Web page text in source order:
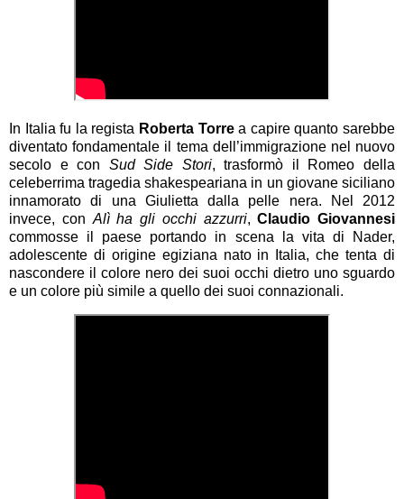
In Italia fu la regista Roberta Torrea capire quanto sarebbe
diventato fondamentale il tema dell’immigrazione nel nuovo
secolo e con Sud Side Stori, trasformò il Romeo della
celeberrima tragedia shakespeariana in un giovane siciliano
innamorato di una Giulietta dalla pelle nera. Nel 2012
invece, con Alì ha gli occhi azzurri,Claudio Giovannesi
commosse il paese portando in scena la vita di Nader,
adolescente di origine egiziana nato in Italia, che tenta di
nascondere il colore nero dei suoi occhi dietro uno sguardo
e un colore più simile a quello dei suoi connazionali.